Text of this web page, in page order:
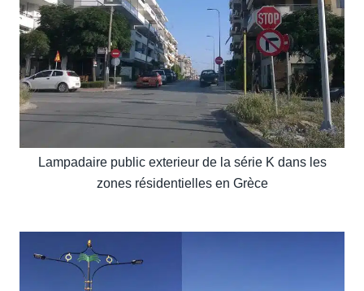
Lampadaire public exterieur de la série K dans les
zones résidentielles en Grèce